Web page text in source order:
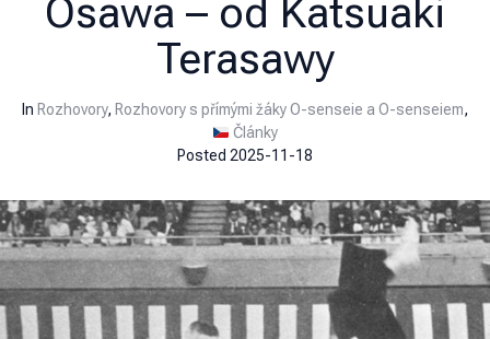
Osawa – od Katsuaki
Terasawy
In Rozhovory, Rozhovory s přímými žáky O-senseie a O-senseiem,
Články
Posted 2025-11-18